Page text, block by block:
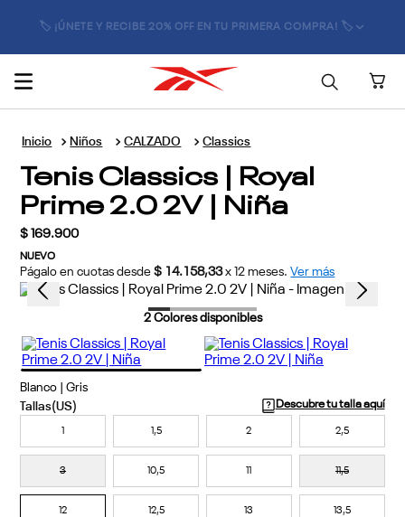
🏷️ ¡ÚNETE Y RECIBE 20% OFF EN TU PRIMERA COMPRA! 🏷️
Niños CALZADO Classics
Tenis Classics | Royal
Prime 2.0 2V | Niña
$ 169.900
NUEVO
Págalo en cuotas desde $ 14.158,33 x 12 meses. Ver más
2Colores disponibles
Blanco | Gris
Descubre tu talla aquí
1 1,5 2 2,5
3 10,5 11 11,5
12 12,5 13 13,5